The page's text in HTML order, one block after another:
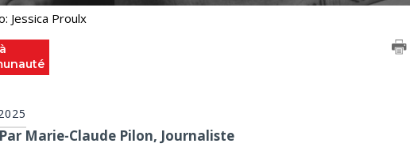
Jessica Proulx
Par Marie-Claude Pilon, Journaliste